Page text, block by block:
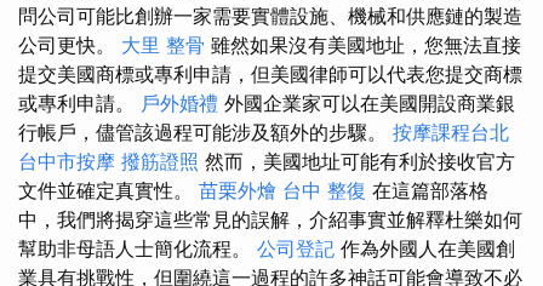
問公司可能比創辦一家需要實體設施、機械和供應鏈的製造
公司更快。 大里 整骨 雖然如果沒有美國地址，您無法直接
提交美國商標或專利申請，但美國律師可以代表您提交商標
或專利申請。 戶外婚禮 外國企業家可以在美國開設商業銀
行帳戶，儘管該過程可能涉及額外的步驟。 按摩課程台北
台中市按摩 撥筋證照 然而，美國地址可能有利於接收官方
文件並確定真實性。 苗栗外燴 台中 整復 在這篇部落格
中，我們將揭穿這些常見的誤解，介紹事實並解釋杜樂如何
幫助非母語人士簡化流程。 公司登記 作為外國人在美國創
業具有挑戰性，但圍繞這一過程的許多神話可能會導致不必